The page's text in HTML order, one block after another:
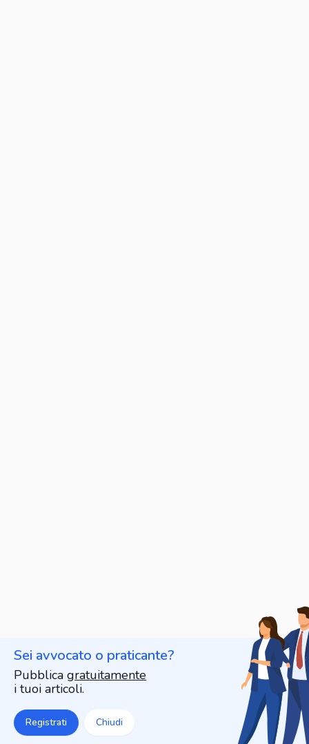
Sei avvocato o praticante?
Pubblica gratuitamente
i tuoi articoli.
Registrati Chiudi